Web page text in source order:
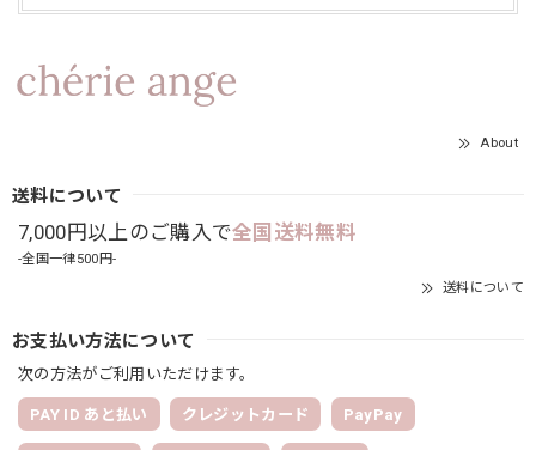
About
送料について
7,000円以上のご購入で全国送料無料
-全国一律500円-
送料について
お支払い方法について
次の方法がご利用いただけます。
PAY ID あと払い クレジットカード PayPay